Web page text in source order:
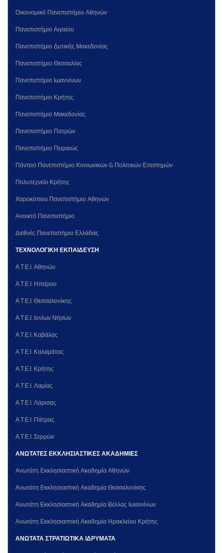
Οικονομικό Πανεπιστήμιο Αθηνών
Πανεπιστήμιο Αιγαίου
Πανεπιστήμιο Δυτικής Μακεδονίας
Πανεπιστήμιο Θεσσαλίας
Πανεπιστήμιο Ιωαννίνων
Πανεπιστήμιο Κρήτης
Πανεπιστήμιο Μακεδονίας
Πανεπιστήμιο Πατρών
Πανεπιστήμιο Πειραιώς
Πάντειο Πανεπιστήμιο Κοινωνικών & Πολιτικών Επιστημών
Πολυτεχνείο Κρήτης
Χαροκόπειο Πανεπιστήμιο Αθηνών
Ανοικτό Πανεπιστήμιο
Διεθνές Πανεπιστήμιο Ελλάδας
ΤΕΧΝΟΛΟΓΙΚΗ ΕΚΠΑΙΔΕΥΣΗ
Α.Τ.Ε.Ι. Αθηνών
Α.Τ.Ε.Ι. Ηπείρου
Α.Τ.Ε.Ι. Θεσσαλονίκης
Α.Τ.Ε.Ι. Ιονίων Νήσων
Α.Τ.Ε.Ι. Καβάλας
Α.Τ.Ε.Ι. Καλαμάτας
Α.Τ.Ε.Ι. Κρήτης
Α.Τ.Ε.Ι. Λαμίας
Α.Τ.Ε.Ι. Λάρισας
Α.Τ.Ε.Ι. Πάτρας
Α.Τ.Ε.Ι. Σερρών
ΑΝΩΤΑΤΕΣ ΕΚΚΛΗΣΙΑΣΤΙΚΕΣ ΑΚΑΔΗΜΙΕΣ
Ανωτάτη Εκκλησιαστική Ακαδημία Αθηνών
Ανωτάτη Εκκλησιαστική Ακαδημία Θεσσαλονίκης
Ανωτάτη Εκκλησιαστική Ακαδημία Βελλας Ιωαννίνων
Ανωτάτη Εκκλησιαστική Ακαδημία Ηρακλείου Κρήτης
ΑΝΩΤΑΤΑ ΣΤΡΑΤΙΩΤΙΚΑ ΙΔΡΥΜΑΤΑ